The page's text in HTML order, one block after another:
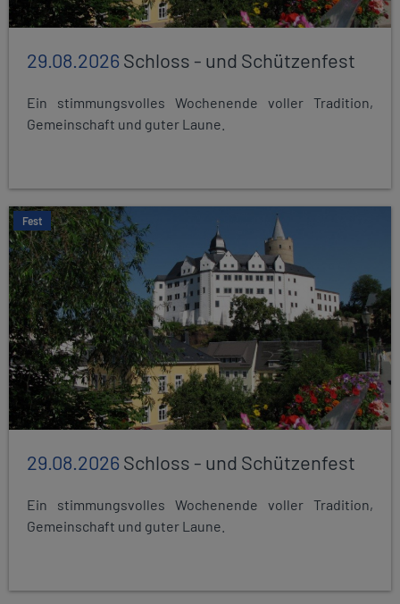
29.08.2026Schloss - und Schützenfest
Ein stimmungsvolles Wochenende voller Tradition,
Gemeinschaft und guter Laune.
Fest
29.08.2026Schloss - und Schützenfest
Ein stimmungsvolles Wochenende voller Tradition,
Gemeinschaft und guter Laune.